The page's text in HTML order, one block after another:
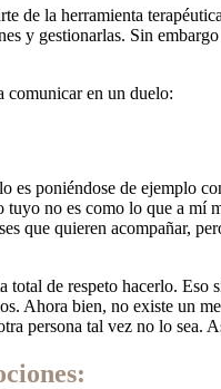
de la herramienta
y gestionarlas. Sin
comunicar en un duelo:
es poniéndose de ejemplo
no es como lo que a mí
que quieren acompañar,
total de respeto hacerlo.
Ahora bien, no existe un
persona tal vez no lo sea.